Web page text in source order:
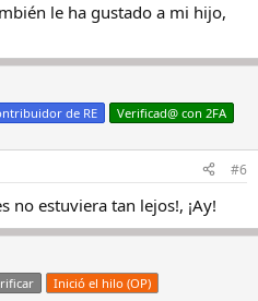
le ha gustado a mi hijo,
de RE Verificad@ con 2FA
#6
no estuviera tan lejos!, ¡Ay!
Inició el hilo (OP)